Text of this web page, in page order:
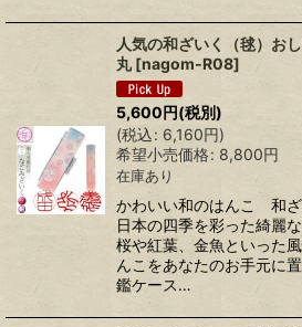
人気の和ざいく（毬）お
丸 [nagom-R08]
5,600円(税別)
(税込: 6,160円)
希望小売価格: 8,800円
在庫あり
かわいい和のはんこ 和ざ
日本の四季を彩った綺麗
桜や紅葉、金魚といった
んこをあなたのお手元に
鑑ケース…